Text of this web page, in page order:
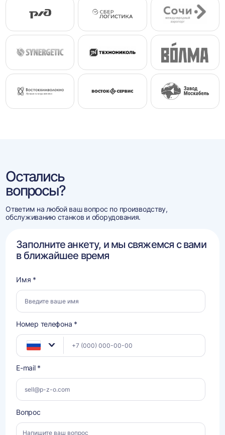
Остались
вопросы?
Ответим на любой ваш вопрос по производству,
обслуживанию станков и оборудования.
Заполните анкету, и мы свяжемся с вами
в ближайшее время
Имя *
Номер телефона *
E-mail *
Вопрос